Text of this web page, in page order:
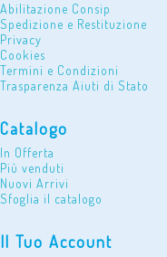
Abilitazione Consip
Spedizione e Restituzione
Privacy
Cookies
Termini e Condizioni
Trasparenza Aiuti di Stato
Catalogo
In Offerta
Più venduti
Nuovi Arrivi
Sfoglia il catalogo
Il Tuo Account